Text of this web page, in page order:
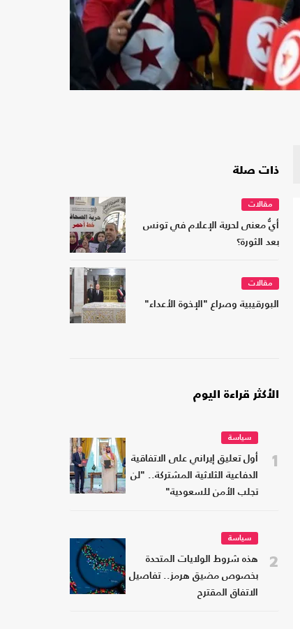
ذات صلة
مقالات
أيُّ معنى لحرية الإعلام في تونس
بعد الثورة؟
مقالات
البورقيبية وصراع "الإخوة الأعداء"
الأكثر قراءة اليوم
1
سياسة
أول تعليق إيراني على الاتفاقية
الدفاعية الثلاثية المشتركة.. "لن
تجلب الأمن للسعودية"
2
سياسة
هذه شروط الولايات المتحدة
بخصوص مضيق هرمز.. تفاصيل
الاتفاق المقترح